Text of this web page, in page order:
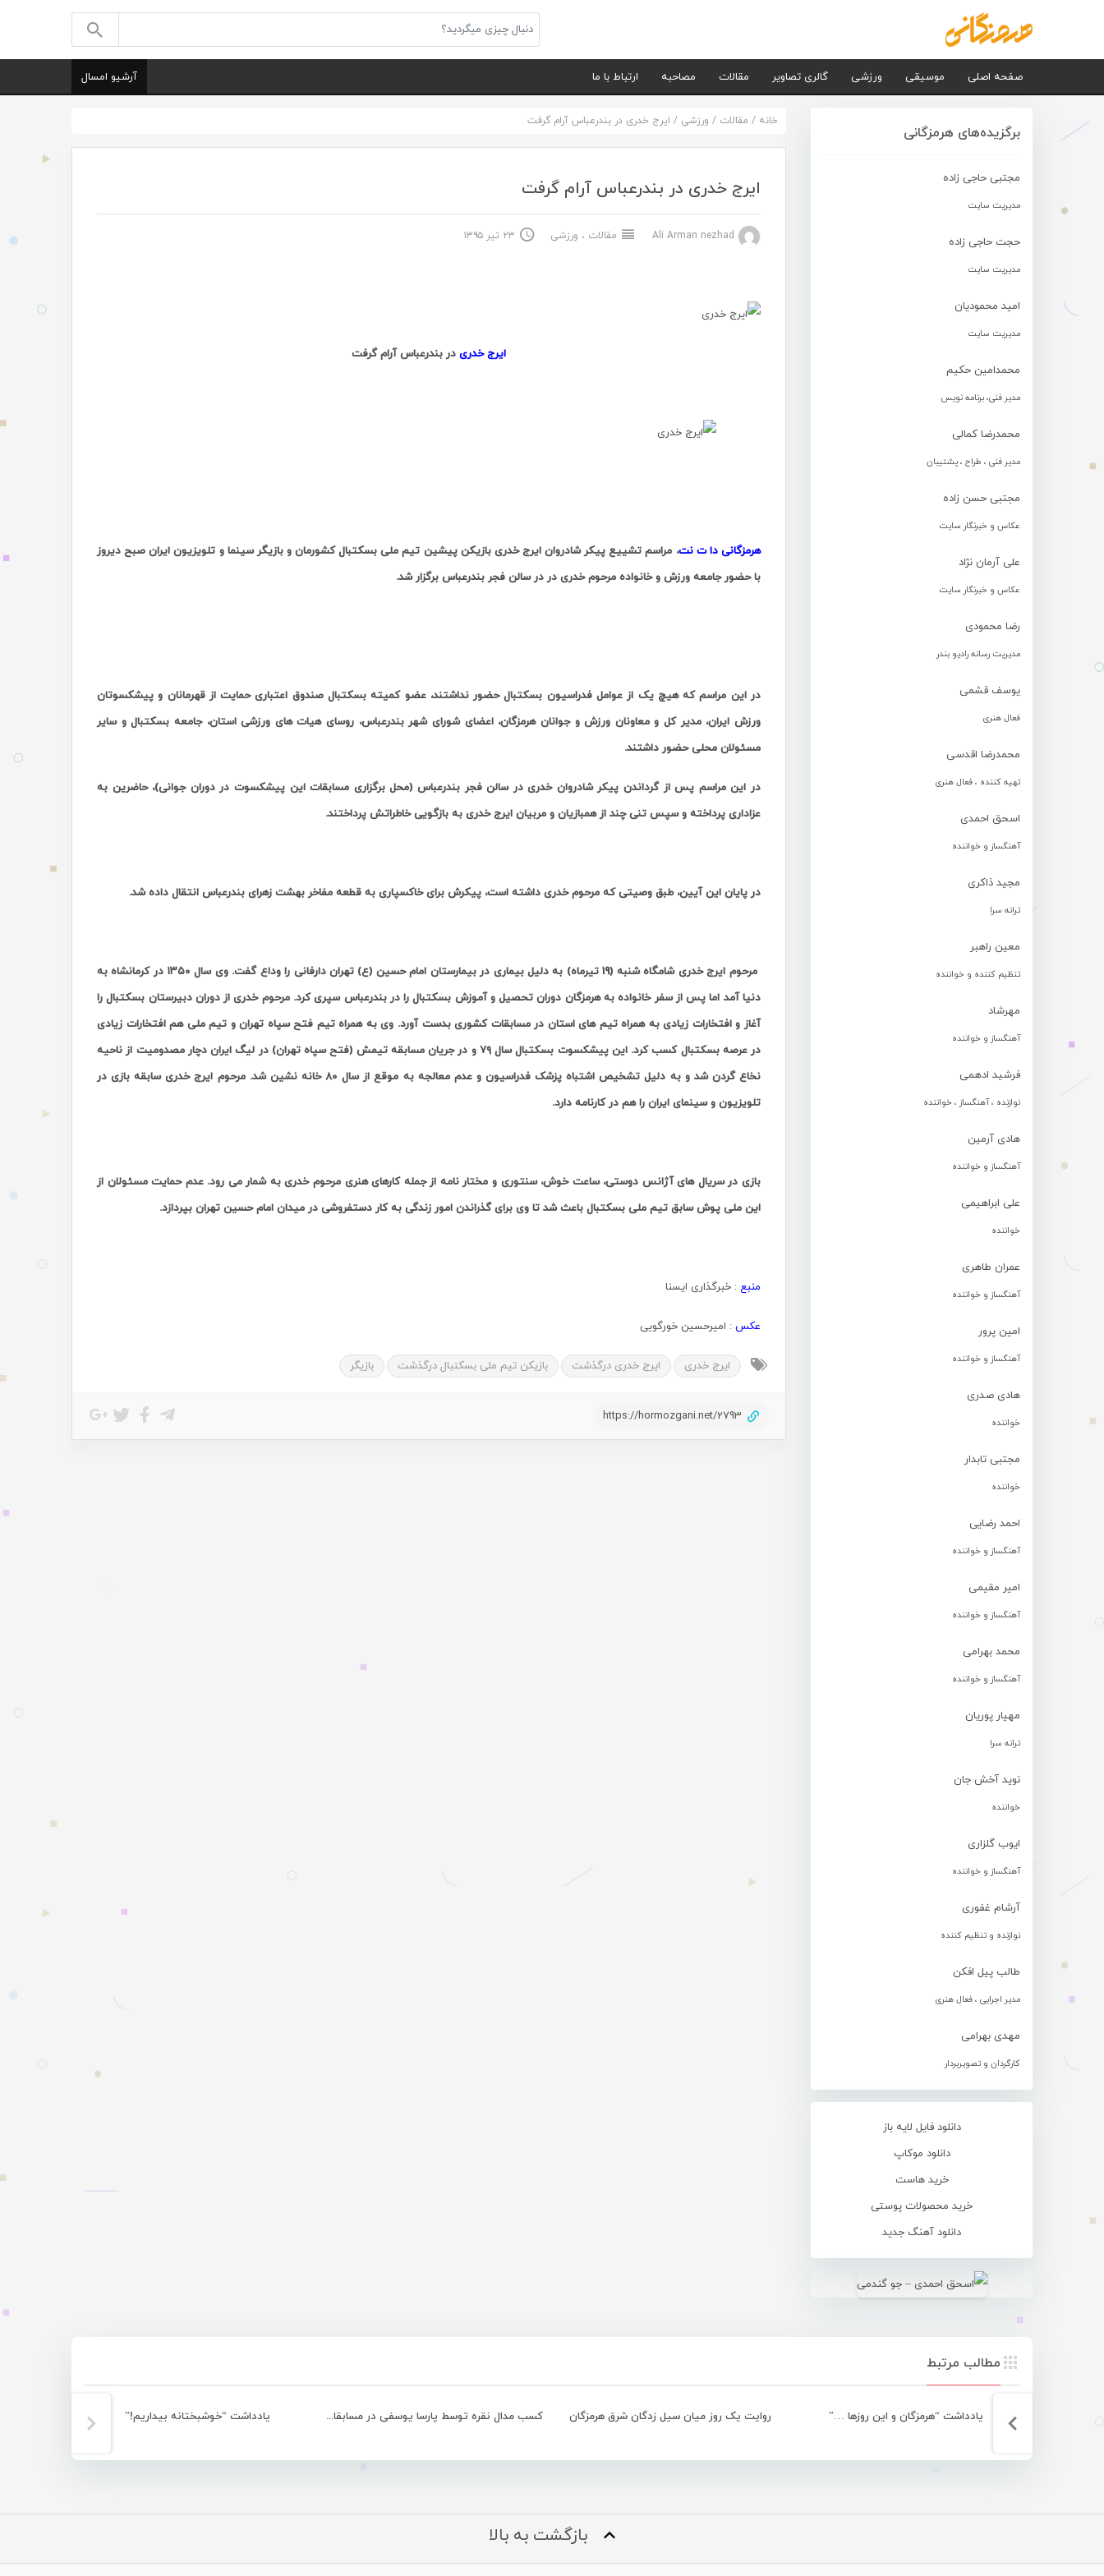
صفحه اصلی موسیقی ورزشی گالری تصاویر مقالات مصاحبه ارتباط با ما آرشیو امسال
برگزیده‌های هرمزگانی
مجتبی حاجی زاده
مدیریت سایت
حجت حاجی زاده
مدیریت سایت
امید محمودیان
مدیریت سایت
محمدامین حکیم
مدیر فنی، برنامه نویس
محمدرضا کمالی
مدیر فنی ، طراح ، پشتیبان
مجتبی حسن زاده
عکاس و خبرنگار سایت
علی آرمان نژاد
عکاس و خبرنگار سایت
رضا محمودی
مدیریت رسانه رادیو بندر
یوسف قشمی
فعال هنری
محمدرضا اقدسی
تهیه کننده ، فعال هنری
اسحق احمدی
آهنگساز و خواننده
مجید ذاکری
ترانه سرا
معین راهبر
تنظیم کننده و خواننده
مهرشاد
آهنگساز و خواننده
فرشید ادهمی
نوازنده ، آهنگساز ، خواننده
هادی آرمین
آهنگساز و خواننده
علی ابراهیمی
خواننده
عمران طاهری
آهنگساز و خواننده
امین پرور
آهنگساز و خواننده
هادی صدری
خواننده
مجتبی تابدار
خواننده
احمد رضایی
آهنگساز و خواننده
امیر مقیمی
آهنگساز و خواننده
محمد بهرامی
آهنگساز و خواننده
مهیار پوریان
ترانه سرا
نوید آخش جان
خواننده
ایوب گلزاری
آهنگساز و خواننده
آرشام غفوری
نوازنده و تنظیم کننده
طالب پیل افکن
مدیر اجرایی ، فعال هنری
مهدی بهرامی
کارگردان و تصویربردار
دانلود فایل لایه باز
دانلود موکاپ
خرید هاست
خرید محصولات پوستی
دانلود آهنگ جدید
خانه / مقالات / ورزشی / ایرج خدری در بندرعباس آرام گرفت
ایرج خدری در بندرعباس آرام گرفت
مقالات ، ورزشی ۲۳ تیر ۱۳۹۵
ایرج خدری در بندرعباس آرام گرفت
هرمزگانی دا ت نت، مراسم تشییع پیکر شادروان ایرج خدری بازیکن پیشین تیم ملی بسکتبال کشورمان و بازیگر سینما و تلویزیون ایران صبح دیروز
با حضور جامعه ورزش و خانواده مرحوم خدری در در سالن فجر بندرعباس برگزار شد.
در این مراسم که هیچ یک از عوامل فدراسیون بسکتبال حضور نداشتند، عضو کمیته بسکتبال صندوق اعتباری حمایت از قهرمانان و پیشکسوتان
ورزش ایران، مدیر کل و معاونان ورزش و جوانان هرمزگان، اعضای شورای شهر بندرعباس، روسای هیات های ورزشی استان، جامعه بسکتبال و سایر
مسئولان محلی حضور داشتند.
در این مراسم پس از گرداندن پیکر شادروان خدری در سالن فجر بندرعباس (محل برگزاری مسابقات این پیشکسوت در دوران جوانی)، حاضرین به
عزاداری پرداخته و سپس تنی چند از همبازیان و مربیان ایرج خدری به بازگویی خاطراتش پرداختند.
در پایان این آیین، طبق وصیتی که مرحوم خدری داشته است، پیکرش برای خاکسپاری به قطعه مفاخر بهشت زهرای بندرعباس انتقال داده شد.
مرحوم ایرج خدری شامگاه شنبه (19 تیرماه) به دلیل بیماری در بیمارستان امام حسین (ع) تهران دارفانی را وداع گفت. وی سال ۱۳۵۰ در کرمانشاه به
دنیا آمد اما پس از سفر خانواده به هرمزگان دوران تحصیل و آموزش بسکتبال را در بندرعباس سپری کرد. مرحوم خدری از دوران دبیرستان بسکتبال را
آغاز و افتخارات زیادی به همراه تیم های استان در مسابقات کشوری بدست آورد. وی به همراه تیم فتح سپاه تهران و تیم ملی هم افتخارات زیادی
در عرصه بسکتبال کسب کرد. این پیشکسوت بسکتبال سال ۷۹ و در جریان مسابقه تیمش (فتح سپاه تهران) در لیگ ایران دچار مصدومیت از ناحیه
نخاع گردن شد و به دلیل تشخیص اشتباه پزشک فدراسیون و عدم معالجه به موقع از سال ۸۰ خانه نشین شد. مرحوم ایرج خدری سابقه بازی در
تلویزیون و سینمای ایران را هم در کارنامه دارد.
بازی در سریال های آژانس دوستی، ساعت خوش، سنتوری و مختار نامه از جمله کارهای هنری مرحوم خدری به شمار می رود. عدم حمایت مسئولان از
این ملی پوش سابق تیم ملی بسکتبال باعث شد تا وی برای گذراندن امور زندگی به کار دستفروشی در میدان امام حسین تهران بپردازد.
منبع : خبرگذاری ایسنا
عکس : امیرحسین خورگویی
ایرج خدری ایرج خدری درگذشت بازیکن تیم ملی بسکتبال درگذشت بازیگر
https://hormozgani.net/2793
مطالب مرتبط
یادداشت “هرمزگان و این روزها …” روایت یک روز میان سیل زدگان شرق هرمزگان کسب مدال نقره توسط پارسا یوسفی در مسابقات جهانی مهارت یادداشت “خوشبختانه بیداریم!”
بازگشت به بالا